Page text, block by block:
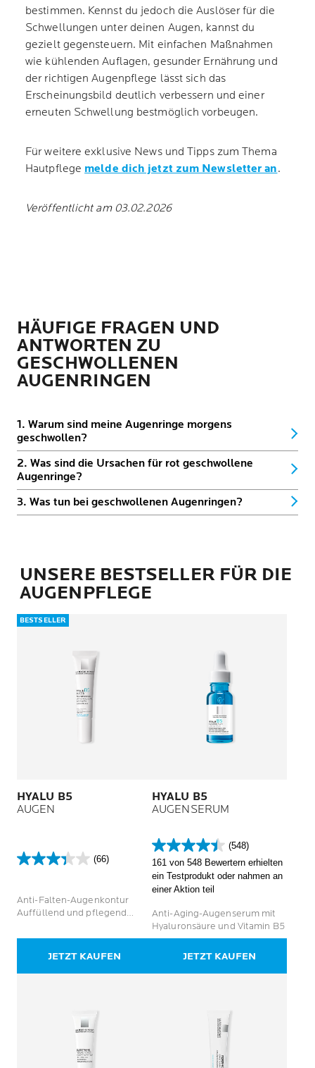
bestimmen. Kennst du jedoch die Auslöser für die
Schwellungen unter deinen Augen, kannst du
gezielt gegensteuern. Mit einfachen Maßnahmen
wie kühlenden Auflagen, gesunder Ernährung und
der richtigen Augenpflege lässt sich das
Erscheinungsbild deutlich verbessern und einer
erneuten Schwellung bestmöglich vorbeugen.
Für weitere exklusive News und Tipps zum Thema
Hautpflege melde dich jetzt zum Newsletter an.
Veröffentlicht am 03.02.2026
HÄUFIGE FRAGEN UND
ANTWORTEN ZU
GESCHWOLLENEN
AUGENRINGEN
1. Warum sind meine Augenringe morgens
geschwollen?
2. Was sind die Ursachen für rot geschwollene
Augenringe?
3. Was tun bei geschwollenen Augenringen?
UNSERE BESTSELLER FÜR DIE
AUGENPFLEGE
BESTSELLER
HYALU B5
AUGEN
(66)
3.3
Sternen.
66
Anti-Falten-Augenkontur
Auffüllend und pflegend
JETZT KAUFEN
HYALU B5
AUGENSERUM
(548)
4.4
von
5
Sternen.
Bewertungen
161 von 548 Bewertern erhielten
ein Testprodukt oder nahmen an
einer Aktion teil
Anti-Aging-Augenserum mit
Hyaluronsäure und Vitamin B5
JETZT KAUFEN